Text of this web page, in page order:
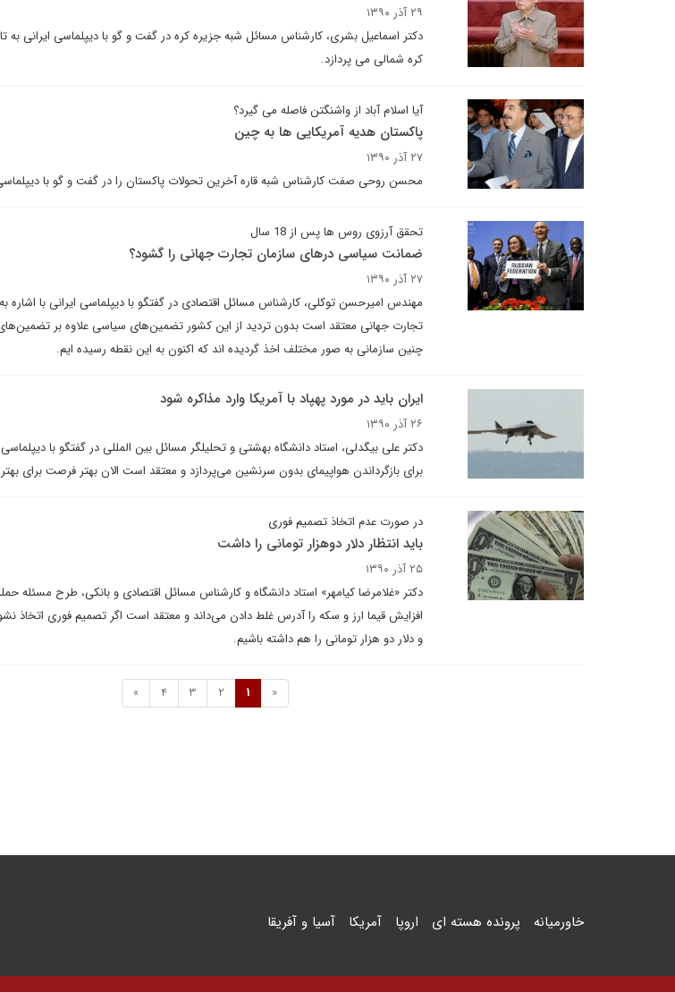
۲۹ آذر ۱۳۹۰
دکتر اسماعیل بشری، کارشناس مسائل شبه جزیره کره در گفت و گو با دیپلماسی ایرانی به
کره شمالی می پردازد.
آیا اسلام آباد از واشنگتن فاصله می گیرد؟
پاکستان هدیه آمریکایی ها به چین
۲۷ آذر ۱۳۹۰
محسن روحی صفت کارشناس شبه قاره آخرین تحولات پاکستان را در گفت و گو با
تحقق آرزوی روس ها پس از 18 سال
ضمانت سیاسی درهای سازمان تجارت جهانی را گشود؟
۲۷ آذر ۱۳۹۰
مهندس امیرحسن توکلی، کارشناس مسائل اقتصادی در گفتگو با دیپلماسی ایرانی با
تجارت جهانی معتقد است بدون تردید از این کشور تضمین‌های سیاسی علاوه بر
چنین سازمانی به صور مختلف اخذ گردیده اند که اکنون به این نقطه رسیده ایم.
ایران باید در مورد پهپاد با آمریکا وارد مذاکره شود
۲۶ آذر ۱۳۹۰
دکتر علی بیگدلی، استاد دانشگاه بهشتی و تحلیلگر مسائل بین المللی در گفتگو با دیپلماسی
برای بازگرداندن هواپیمای بدون سرنشین می‌پردازد و معتقد است الان بهتر فرصت برای
در صورت عدم اتخاذ تصمیم فوری
باید انتظار دلار دوهزار تومانی را داشت
۲۵ آذر ۱۳۹۰
دکتر «غلامرضا کیامهر» استاد دانشگاه و کارشناس مسائل اقتصادی و بانکی، طرح مسئله
افزایش قیما ارز و سکه را آدرس غلط دادن می‌داند و معتقد است اگر تصمیم فوری اتخاذ
و دلار دو هزار تومانی را هم داشته باشیم.
«
1
2
3
4
»
خاورمیانه پرونده هسته ای اروپا آمریکا آسیا و آفریقا